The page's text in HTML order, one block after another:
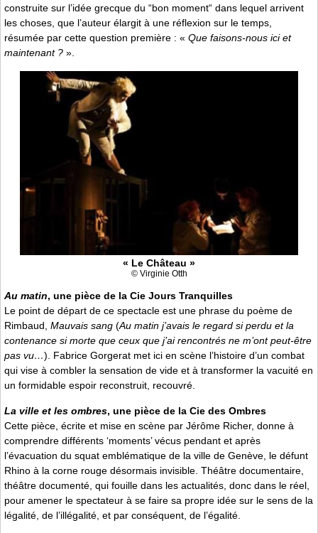
construite sur l’idée grecque du “bon moment“ dans lequel arrivent
les choses, que l’auteur élargit à une réflexion sur le temps,
résumée par cette question première : « Que faisons-nous ici et
maintenant ? ».
« Le Château »
© Virginie Otth
Au matin, une pièce de la Cie Jours Tranquilles
Le point de départ de ce spectacle est une phrase du poème de
Rimbaud, Mauvais sang (Au matin j’avais le regard si perdu et la
contenance si morte que ceux que j’ai rencontrés ne m’ont peut-être
pas vu…). Fabrice Gorgerat met ici en scène l’histoire d’un combat
qui vise à combler la sensation de vide et à transformer la vacuité en
un formidable espoir reconstruit, recouvré.
La ville et les ombres, une pièce de la Cie des Ombres
Cette pièce, écrite et mise en scène par Jérôme Richer, donne à
comprendre différents ‘moments’ vécus pendant et après
l’évacuation du squat emblématique de la ville de Genève, le défunt
Rhino à la corne rouge désormais invisible. Théâtre documentaire,
théâtre documenté, qui fouille dans les actualités, donc dans le réel,
pour amener le spectateur à se faire sa propre idée sur le sens de la
légalité, de l’illégalité, et par conséquent, de l’égalité.